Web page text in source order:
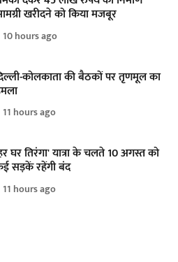
खरीदने को किया मजबूर
10 hours ago
कोलकाता की बैठकों पर तृणमूल का
11 hours ago
घर तिरंगा' यात्रा के चलते 10 अगस्त को
सड़कें रहेंगी बंद
11 hours ago